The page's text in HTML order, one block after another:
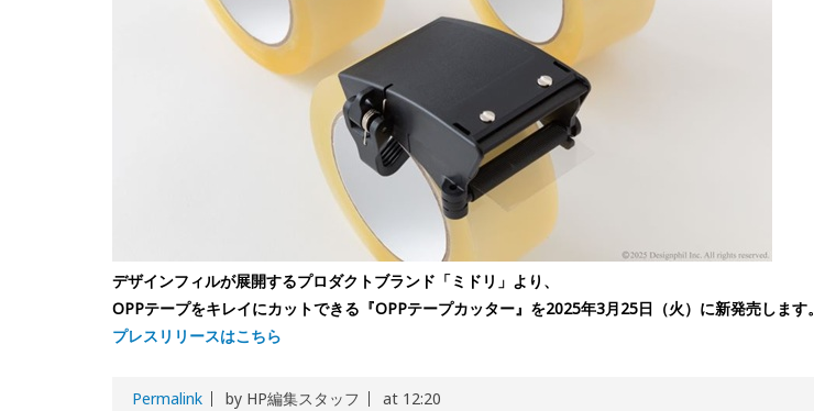
デザインフィルが展開するプロダクトブランド「ミドリ」より、
OPPテープをキレイにカットできる『OPPテープカッター』を2025年3月25日（火）に新発売します。
プレスリリースはこちら
Permalink by HP編集スタッフ at 12:20